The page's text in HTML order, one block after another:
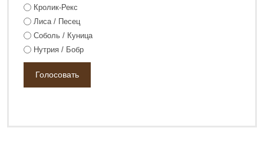
Кролик-Рекс
Лиса / Песец
Соболь / Куница
Нутрия / Бобр